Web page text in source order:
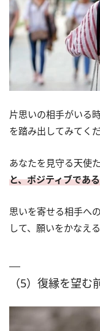
片思いの相手がいる
を踏み出してみてくだ
あなたを見守る天使た
と、ポジティブであ
思いを寄せる相手へ
して、願いをかなえ
（5）復縁を望